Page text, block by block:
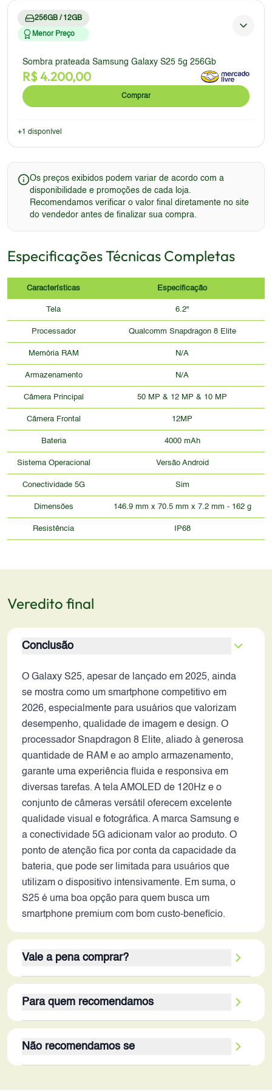
256GB / 12GB
Menor Preço
Sombra prateada Samsung Galaxy S25 5g 256Gb
R$4.200,00
Comprar
+1 disponível
Os preços exibidos podem variar de acordo com a
disponibilidade e promoções de cada loja.
Recomendamos verificar o valor final diretamente no site
do vendedor antes de finalizar sua compra.
Especificações Técnicas Completas
Características Especificação
Tela 6.2"
Processador Qualcomm Snapdragon 8 Elite
Memória RAM N/A
Armazenamento N/A
Câmera Principal 50 MP & 12 MP & 10 MP
Câmera Frontal 12MP
Bateria 4000 mAh
Sistema Operacional Versão Android
Conectividade 5G Sim
Dimensões 146.9 mm x 70.5 mm x 7.2 mm - 162 g
Resistência IP68
Veredito final
Conclusão
O Galaxy S25, apesar de lançado em 2025, ainda
se mostra como um smartphone competitivo em
2026, especialmente para usuários que valorizam
desempenho, qualidade de imagem e design. O
processador Snapdragon 8 Elite, aliado à generosa
quantidade de RAM e ao amplo armazenamento,
garante uma experiência fluida e responsiva em
diversas tarefas. A tela AMOLED de 120Hz e o
conjunto de câmeras versátil oferecem excelente
qualidade visual e fotográfica. A marca Samsung e
a conectividade 5G adicionam valor ao produto. O
ponto de atenção fica por conta da capacidade da
bateria, que pode ser limitada para usuários que
utilizam o dispositivo intensivamente. Em suma, o
S25 é uma boa opção para quem busca um
smartphone premium com bom custo-benefício.
Vale a pena comprar?
principalmente para aqueles que buscam um
dispositivo com bom desempenho, tela de alta
como o processador potente, a tela AMOLED de
120Hz e o amplo armazenamento, superam as
Para quem recomendamos
busca um smartphone com bom desempenho, tela
de qualidade e câmeras versáteis, sem
Não recomendamos se